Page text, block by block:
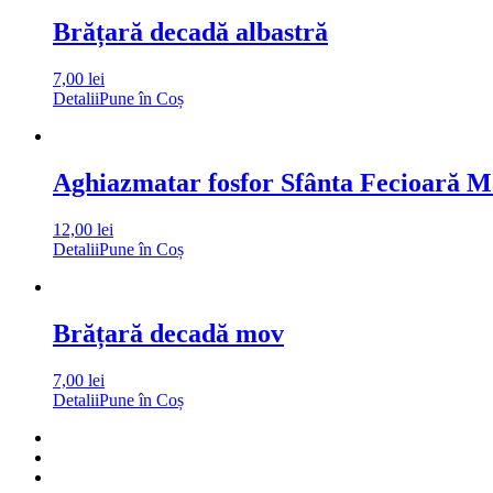
Brățară decadă albastră
7,00 lei
DetaliiPune în Coș
Aghiazmatar fosfor Sfânta Fecioară
12,00 lei
DetaliiPune în Coș
Brățară decadă mov
7,00 lei
DetaliiPune în Coș